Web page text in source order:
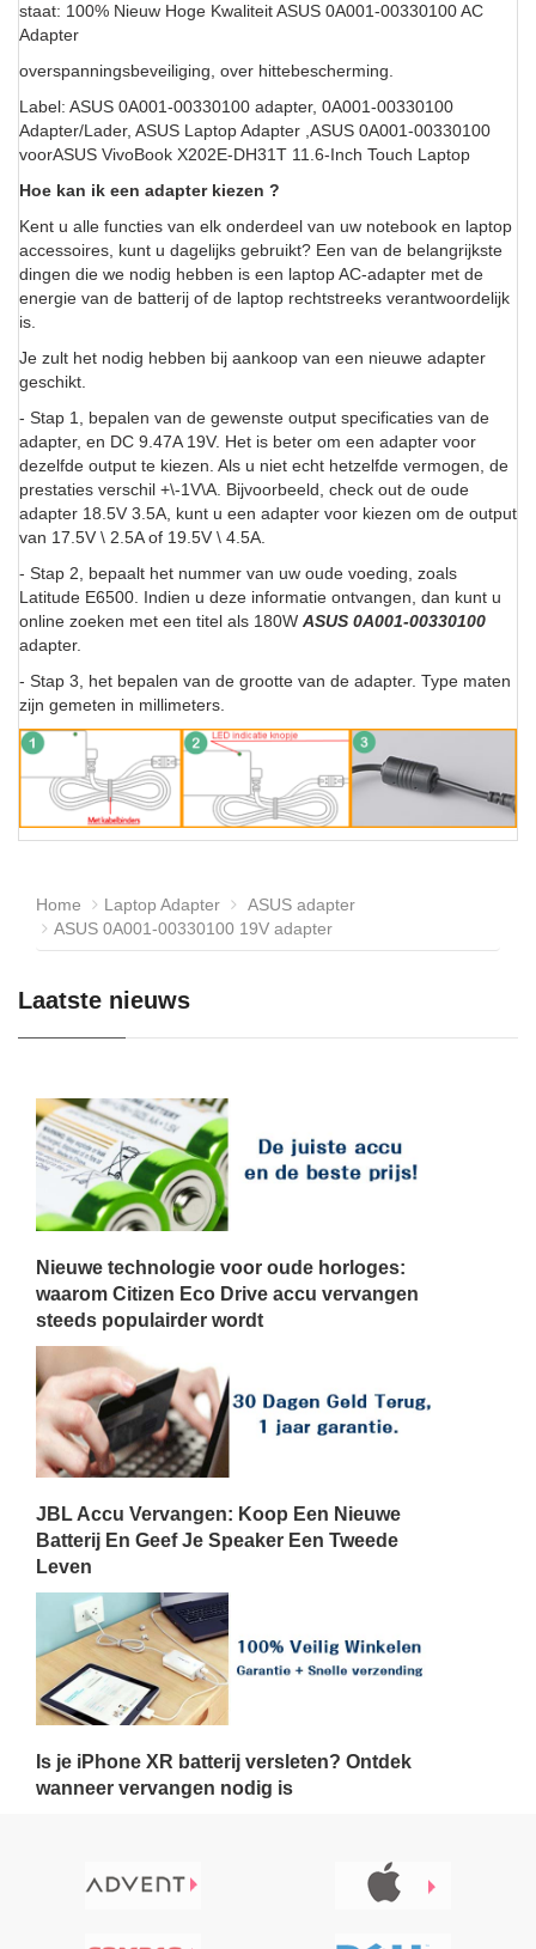
staat: 100% Nieuw Hoge Kwaliteit ASUS 0A001-00330100 AC
Adapter
overspanningsbeveiliging, over hittebescherming.
Label: ASUS 0A001-00330100 adapter, 0A001-00330100
Adapter/Lader, ASUS Laptop Adapter ,ASUS 0A001-00330100
voorASUS VivoBook X202E-DH31T 11.6-Inch Touch Laptop
Hoe kan ik een adapter kiezen ?
Kent u alle functies van elk onderdeel van uw notebook en laptop
accessoires, kunt u dagelijks gebruikt? Een van de belangrijkste
dingen die we nodig hebben is een laptop AC-adapter met de
energie van de batterij of de laptop rechtstreeks verantwoordelijk
is.
Je zult het nodig hebben bij aankoop van een nieuwe adapter
geschikt.
- Stap 1, bepalen van de gewenste output specificaties van de
adapter, en DC 9.47A 19V. Het is beter om een adapter voor
dezelfde output te kiezen. Als u niet echt hetzelfde vermogen, de
prestaties verschil +\-1V\A. Bijvoorbeeld, check out de oude
adapter 18.5V 3.5A, kunt u een adapter voor kiezen om de output
van 17.5V \ 2.5A of 19.5V \ 4.5A.
- Stap 2, bepaalt het nummer van uw oude voeding, zoals
Latitude E6500. Indien u deze informatie ontvangen, dan kunt u
online zoeken met een titel als 180W ASUS 0A001-00330100
adapter.
- Stap 3, het bepalen van de grootte van de adapter. Type maten
zijn gemeten in millimeters.
Home Laptop Adapter
ASUS adapter
ASUS 0A001-00330100 19V adapter
Laatste nieuws
Nieuwe technologie voor oude horloges:
waarom Citizen Eco Drive accu vervangen
steeds populairder wordt
JBL Accu Vervangen: Koop Een Nieuwe
Batterij En Geef Je Speaker Een Tweede
Leven
Is je iPhone XR batterij versleten? Ontdek
wanneer vervangen nodig is